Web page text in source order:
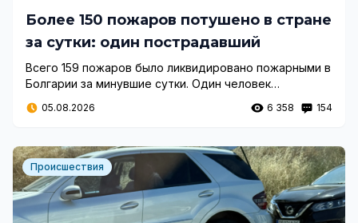
Более 150 пожаров потушено в стране
за сутки: один пострадавший
Всего 159 пожаров было ликвидировано пожарными в
Болгарии за минувшие сутки. Один человек
пострадал, зафиксирован серьезный материальный
ущерб после 31 инцидента.
05.08.2026 6 358 154
Происшествия